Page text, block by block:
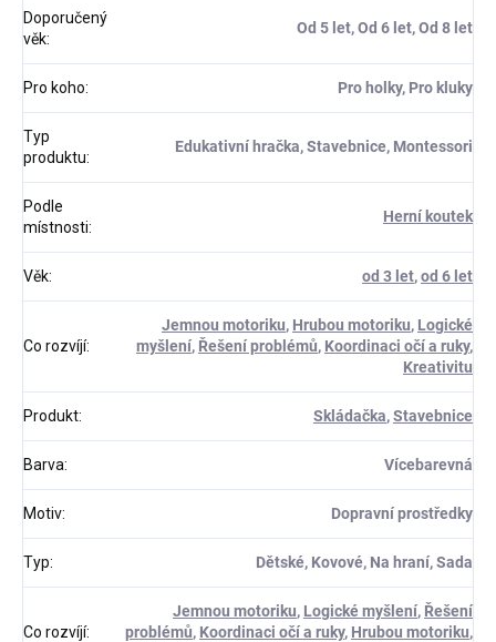
Doporučený
věk:
Od 5 let, Od 6 let, Od 8 let
Pro koho: Pro holky, Pro kluky
Typ
produktu:
Edukativní hračka, Stavebnice, Montessori
Podle
místnosti:
Herní koutek
Věk: od 3 let,od 6 let
Co rozvíjí:
Jemnou motoriku, Hrubou motoriku, Logické
myšlení, Řešení problémů, Koordinaci očí a ruky,
Kreativitu
Produkt: Skládačka,Stavebnice
Barva: Vícebarevná
Motiv: Dopravní prostředky
Typ: Dětské, Kovové, Na hraní, Sada
Co rozvíjí:
Jemnou motoriku, Logické myšlení, Řešení
problémů, Koordinaci očí a ruky, Hrubou motoriku,